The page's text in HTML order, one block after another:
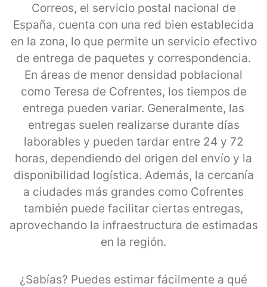
Correos, el servicio postal nacional de
España, cuenta con una red bien establecida
en la zona, lo que permite un servicio efectivo
de entrega de paquetes y correspondencia.
En áreas de menor densidad poblacional
como Teresa de Cofrentes, los tiempos de
entrega pueden variar. Generalmente, las
entregas suelen realizarse durante días
laborables y pueden tardar entre 24 y 72
horas, dependiendo del origen del envío y la
disponibilidad logística. Además, la cercanía
a ciudades más grandes como Cofrentes
también puede facilitar ciertas entregas,
aprovechando la infraestructura de estimadas
en la región.
¿Sabías? Puedes estimar fácilmente a qué